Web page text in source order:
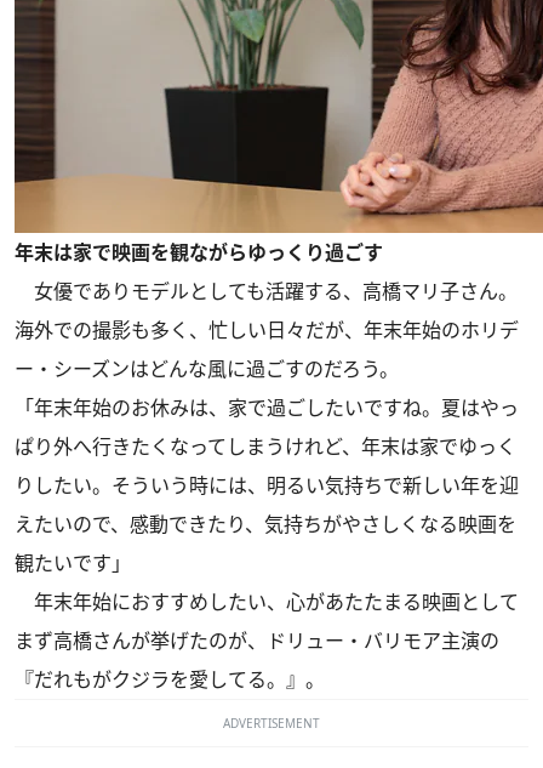
年末は家で映画を観ながらゆっくり過ごす
女優でありモデルとしても活躍する、高橋マリ子さん。
海外での撮影も多く、忙しい日々だが、年末年始のホリデ
ー・シーズンはどんな風に過ごすのだろう。
「年末年始のお休みは、家で過ごしたいですね。夏はやっ
ぱり外へ行きたくなってしまうけれど、年末は家でゆっく
りしたい。そういう時には、明るい気持ちで新しい年を迎
えたいので、感動できたり、気持ちがやさしくなる映画を
観たいです」
年末年始におすすめしたい、心があたたまる映画として
まず高橋さんが挙げたのが、ドリュー・バリモア主演の
『だれもがクジラを愛してる。』。
ADVERTISEMENT